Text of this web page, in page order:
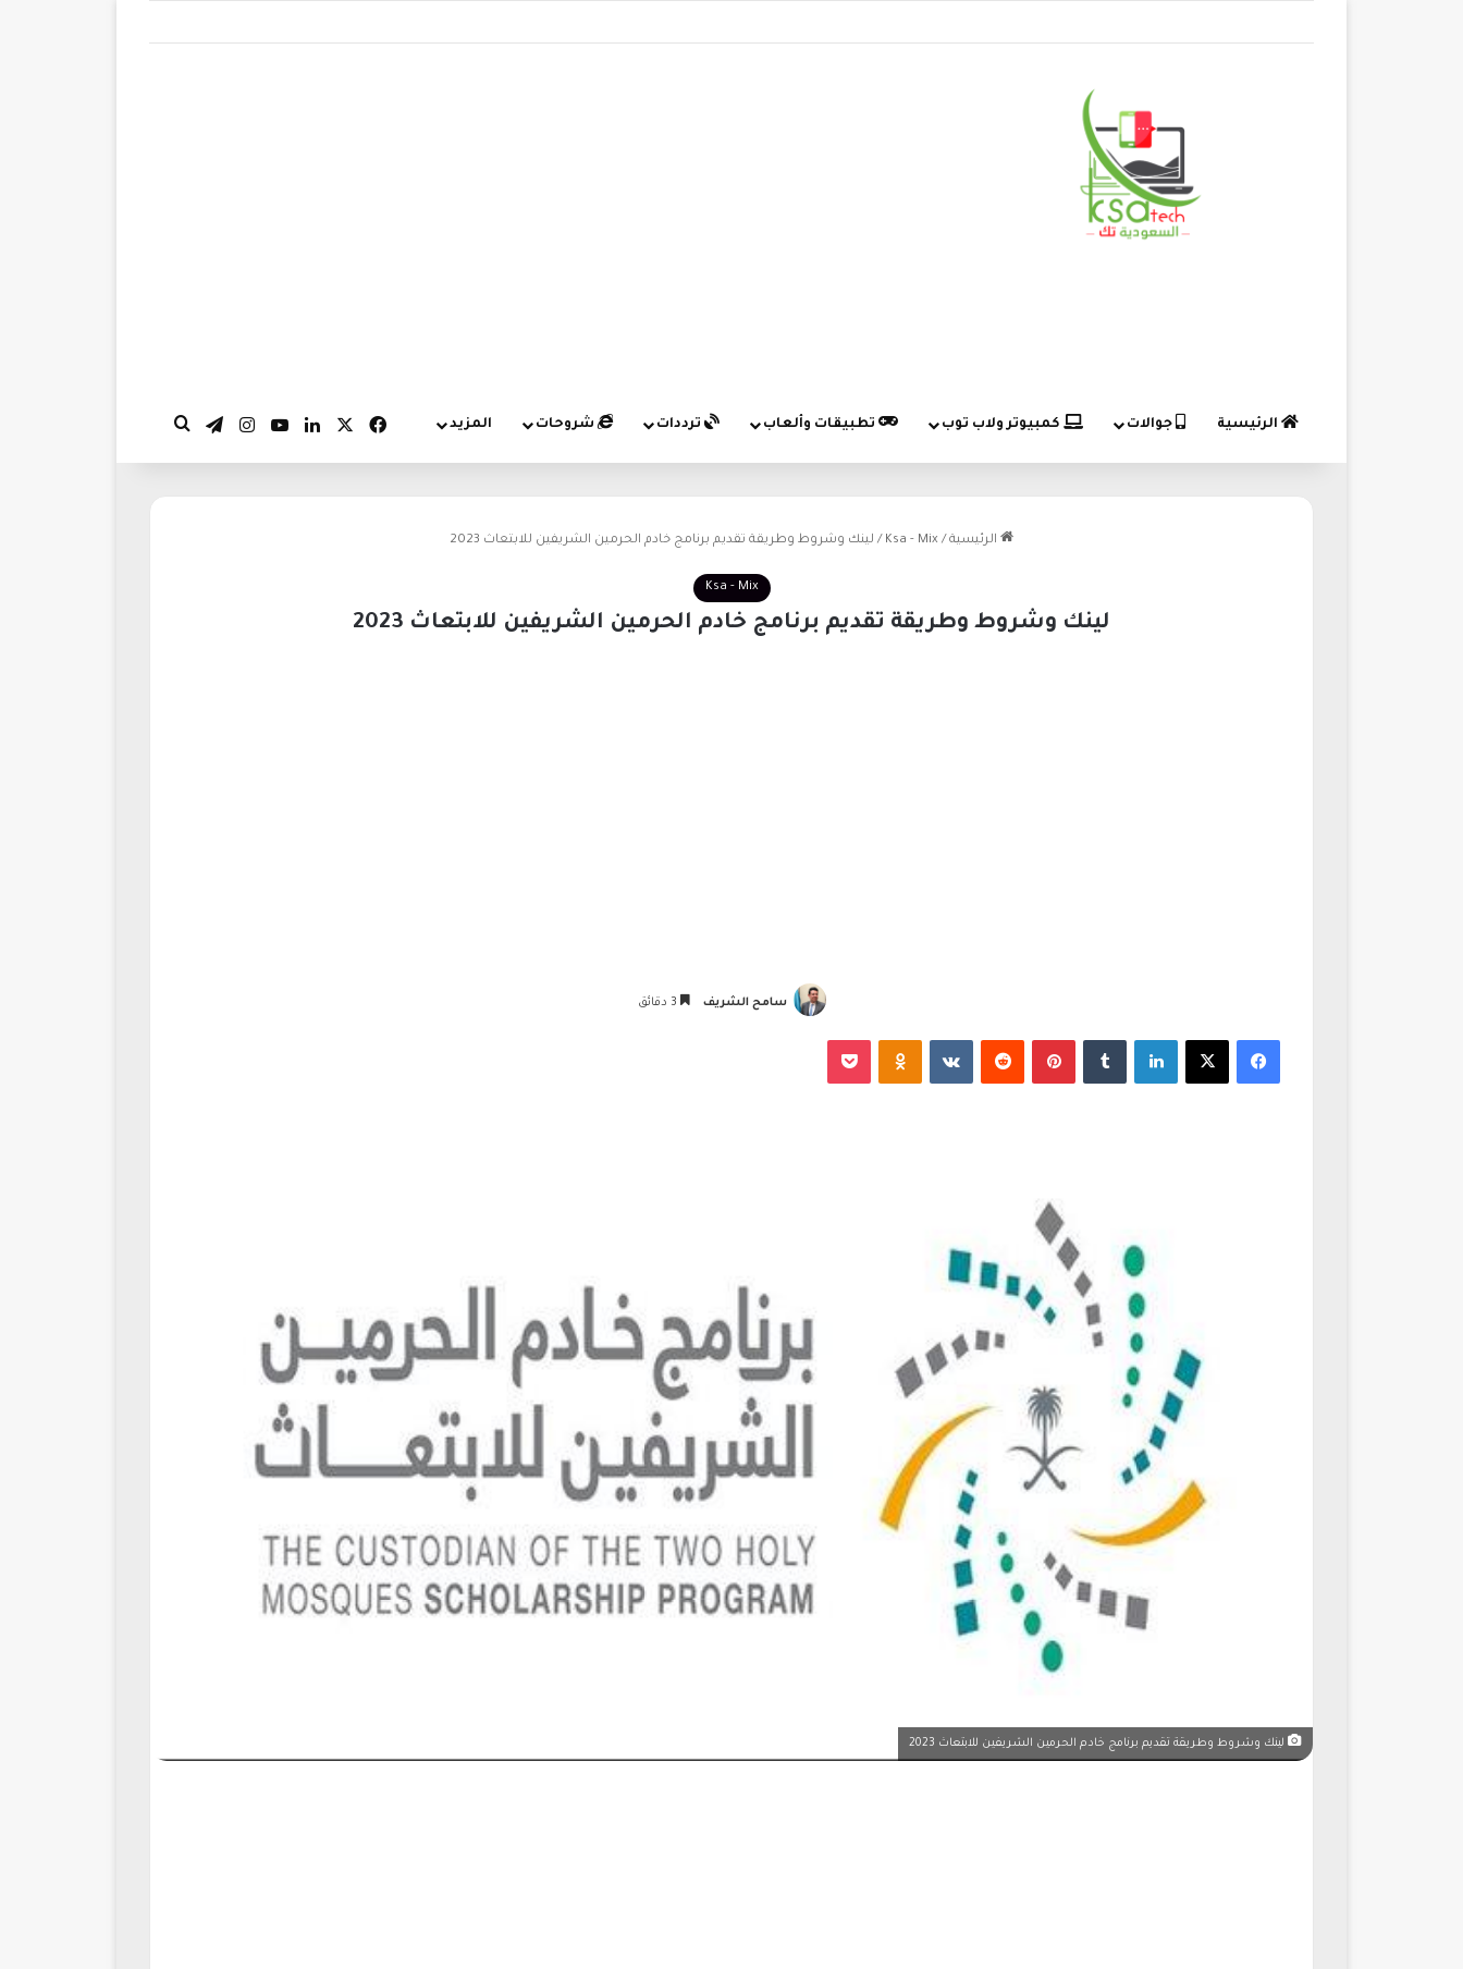
الرئيسية جوالات كمبيوتر ولاب توب تطبيقات وألعاب ترددات شروحات المزيد فيسبوك لينكدإن‫YouTubeانستقرام
تيلقرام
الرئيسية /
Ksa - Mix
/ لينك وشروط وطريقة تقديم برنامج خادم الحرمين الشريفين للابتعاث 2023
Ksa - Mix
لينك وشروط وطريقة تقديم برنامج خادم الحرمين الشريفين للابتعاث 2023
سامح الشريف
فيسبوك لينكدإن بينتيريست
لينك وشروط وطريقة تقديم برنامج خادم الحرمين الشريفين للابتعاث 2023